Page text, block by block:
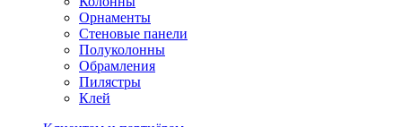
Орнаменты
Стеновые панели
Полуколонны
Обрамления
Пилястры
Клей